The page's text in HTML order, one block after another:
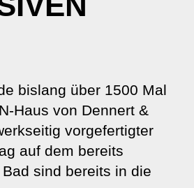
bislang über 1500 Mal
Haus von Dennert &
vorgefertigter
auf dem bereits
sind bereits in die